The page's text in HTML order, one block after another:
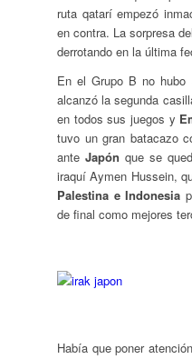
ruta qatarí empezó
en contra. La sorpresa
derrotando en la última
En el Grupo B no hubo
alcanzó la segunda
en todos sus juegos y
tuvo un gran batacazo
anteJapón que se
iraquí Aymen Hussein,
Palestina e Indonesia
de final como mejores
Había que poner